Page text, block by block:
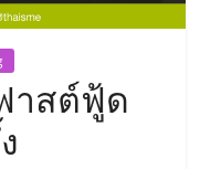
าสต์ฟู้ด